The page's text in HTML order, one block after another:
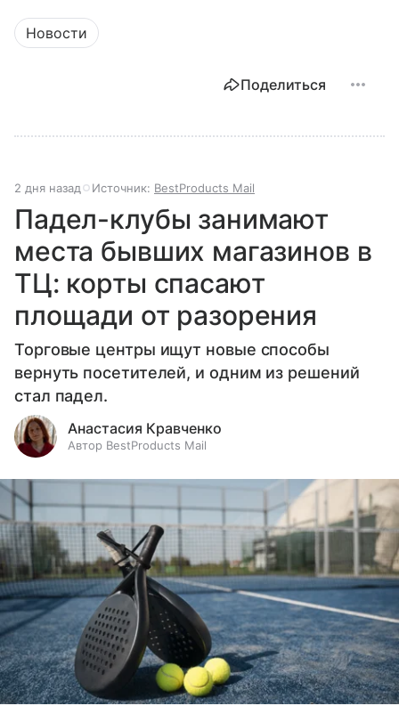
Новости
Поделиться
2 дня назад Источник: BestProducts Mail
Падел-клубы занимают
места бывших магазинов в
ТЦ: корты спасают
площади от разорения
Торговые центры ищут новые способы
вернуть посетителей, и одним из решений
стал падел.
Анастасия Кравченко
Автор BestProducts Mail